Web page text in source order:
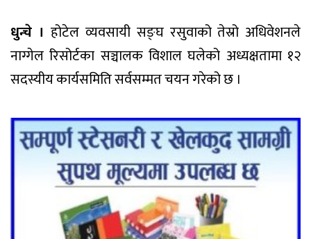
धुन्चे ।होटेल व्यवसायी सङ्घ रसुवाको तेस्रो अधिवेशनले
नाग्गेल रिसोर्टका सञ्चालक विशाल घलेको अध्यक्षतामा १२
सदस्यीय कार्यसमिति सर्वसम्मत चयन गरेको छ ।